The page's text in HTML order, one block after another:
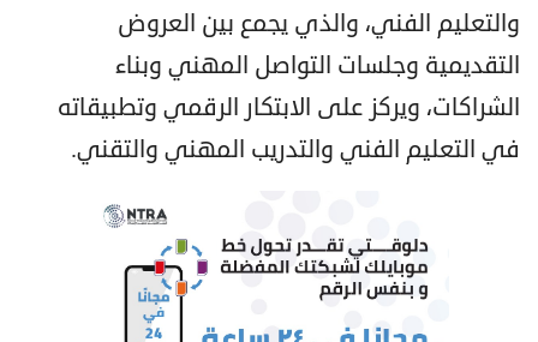
والتعليم الفني، والذي يجمع بين العروض
التقديمية وجلسات التواصل المهني وبناء
الشراكات، ويركز على الابتكار الرقمي وتطبيقاته
في التعليم الفني والتدريب المهني والتقني.